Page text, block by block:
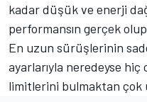
kadar düşük ve enerji
performansın gerçek olup
En uzun sürüşlerinin
ayarlarıyla neredeyse hiç
limitlerini bulmaktan çok